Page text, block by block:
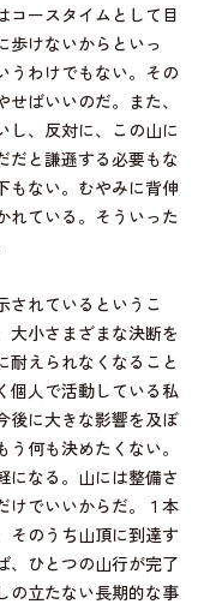
コースタイムとして目
歩けないからといっ
うわけでもない。その
ばいいのだ。また、
し、反対に、この山に
だと謙遜する必要もな
もない。むやみに背伸
れている。そういった
されているというこ
大小さまざまな決断を
耐えられなくなること
個人で活動している私
後に大きな影響を及ぼ
何も決めたくない。
になる。山には整備さ
けでいいからだ。１本
そのうち山頂に到達す
、ひとつの山行が完了
の立たない長期的な事